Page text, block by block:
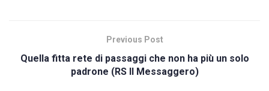
Previous Post
Quella fitta rete di passaggi che non ha più un solo
padrone (RS Il Messaggero)